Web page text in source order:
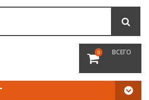
0 ВСЕГО